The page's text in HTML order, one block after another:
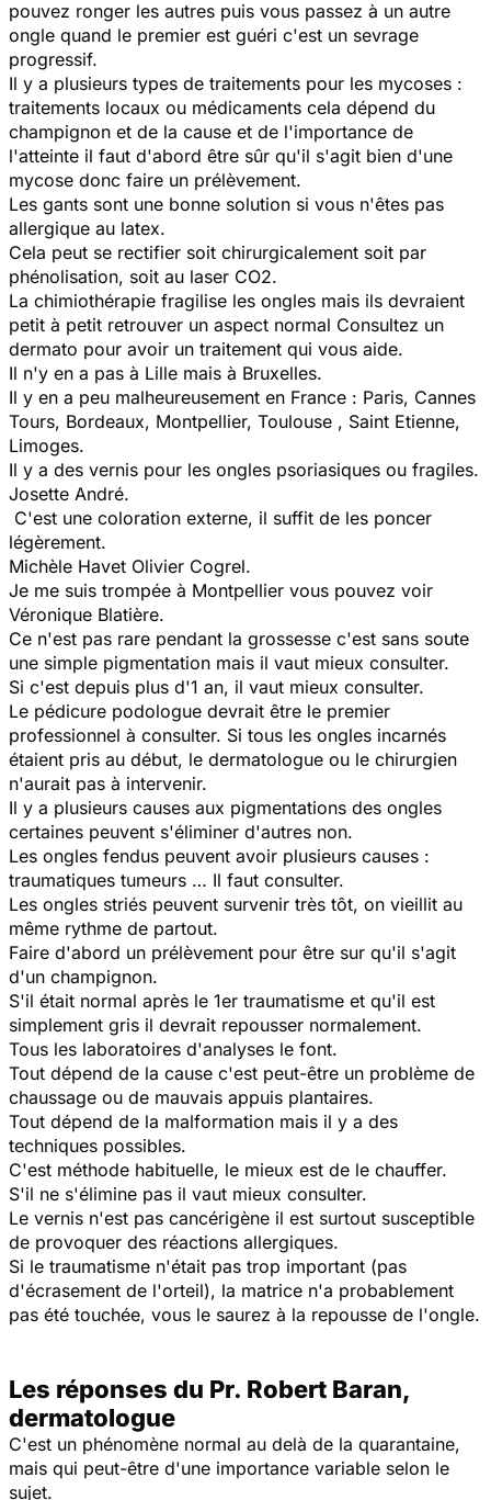
pouvez ronger les autres puis vous passez à un autre
ongle quand le premier est guéri c'est un sevrage
progressif.
Il y a plusieurs types de traitements pour les mycoses :
traitements locaux ou médicaments cela dépend du
champignon et de la cause et de l'importance de
l'atteinte il faut d'abord être sûr qu'il s'agit bien d'une
mycose donc faire un prélèvement.
Les gants sont une bonne solution si vous n'êtes pas
allergique au latex.
Cela peut se rectifier soit chirurgicalement soit par
phénolisation, soit au laser CO2.
La chimiothérapie fragilise les ongles mais ils devraient
petit à petit retrouver un aspect normal Consultez un
dermato pour avoir un traitement qui vous aide.
Il n'y en a pas à Lille mais à Bruxelles.
Il y en a peu malheureusement en France : Paris, Cannes
Tours, Bordeaux, Montpellier, Toulouse , Saint Etienne,
Limoges.
Il y a des vernis pour les ongles psoriasiques ou fragiles.
Josette André.
C'est une coloration externe, il suffit de les poncer
légèrement.
Michèle Havet Olivier Cogrel.
Je me suis trompée à Montpellier vous pouvez voir
Véronique Blatière.
Ce n'est pas rare pendant la grossesse c'est sans soute
une simple pigmentation mais il vaut mieux consulter.
Si c'est depuis plus d'1 an, il vaut mieux consulter.
Le pédicure podologue devrait être le premier
professionnel à consulter. Si tous les ongles incarnés
étaient pris au début, le dermatologue ou le chirurgien
n'aurait pas à intervenir.
Il y a plusieurs causes aux pigmentations des ongles
certaines peuvent s'éliminer d'autres non.
Les ongles fendus peuvent avoir plusieurs causes :
traumatiques tumeurs … Il faut consulter.
Les ongles striés peuvent survenir très tôt, on vieillit au
même rythme de partout.
Faire d'abord un prélèvement pour être sur qu'il s'agit
d'un champignon.
S'il était normal après le 1er traumatisme et qu'il est
simplement gris il devrait repousser normalement.
Tous les laboratoires d'analyses le font.
Tout dépend de la cause c'est peut-être un problème de
chaussage ou de mauvais appuis plantaires.
Tout dépend de la malformation mais il y a des
techniques possibles.
C'est méthode habituelle, le mieux est de le chauffer.
S'il ne s'élimine pas il vaut mieux consulter.
Le vernis n'est pas cancérigène il est surtout susceptible
de provoquer des réactions allergiques.
Si le traumatisme n'était pas trop important (pas
d'écrasement de l'orteil), la matrice n'a probablement
pas été touchée, vous le saurez à la repousse de l'ongle.
Les réponses du Pr. Robert Baran,
dermatologue
C'est un phénomène normal au delà de la quarantaine,
mais qui peut-être d'une importance variable selon le
sujet.